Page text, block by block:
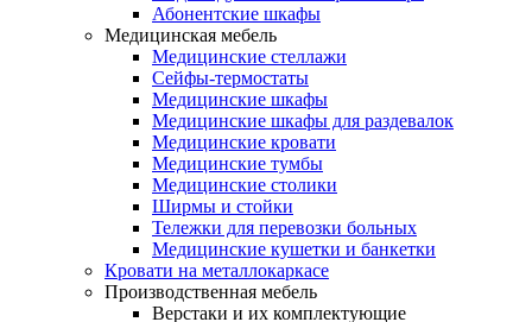
Абонентские шкафы
Медицинская мебель
Медицинские стеллажи
Сейфы-термостаты
Медицинские шкафы
Медицинские шкафы для раздевалок
Медицинские кровати
Медицинские тумбы
Медицинские столики
Ширмы и стойки
Тележки для перевозки больных
Медицинские кушетки и банкетки
Кровати на металлокаркасе
Производственная мебель
Верстаки и их комплектующие